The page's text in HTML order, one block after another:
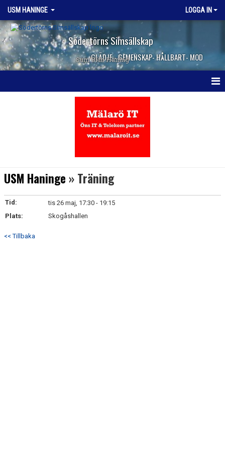
USM HANINGE LOGGA IN
Södertörns Simsällskap
GLÄDJE - GEMENSKAP- HÅLLBART- MOD
Sum SIm Haning
USM Haninge » Träning
Tid:
tis 26 maj, 17:30 - 19:15
Plats:
Skogåshallen
<< Tillbaka